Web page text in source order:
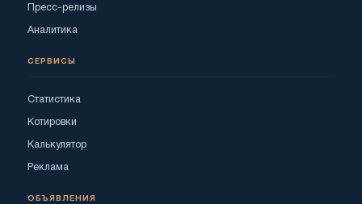
Пресс-релизы
Аналитика
СЕРВИСЫ
Статистика
Котировки
Калькулятор
Реклама
ОБЪЯВЛЕНИЯ